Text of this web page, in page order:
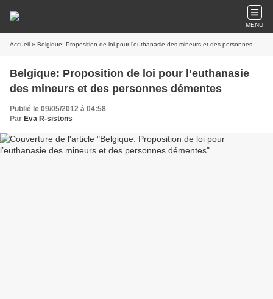
MENU
Accueil » Belgique: Proposition de loi pour l’euthanasie des mineurs et des personnes démentes
Belgique: Proposition de loi pour l’euthanasie
des mineurs et des personnes démentes
Publié le 09/05/2012 à 04:58
Par Eva R-sistons